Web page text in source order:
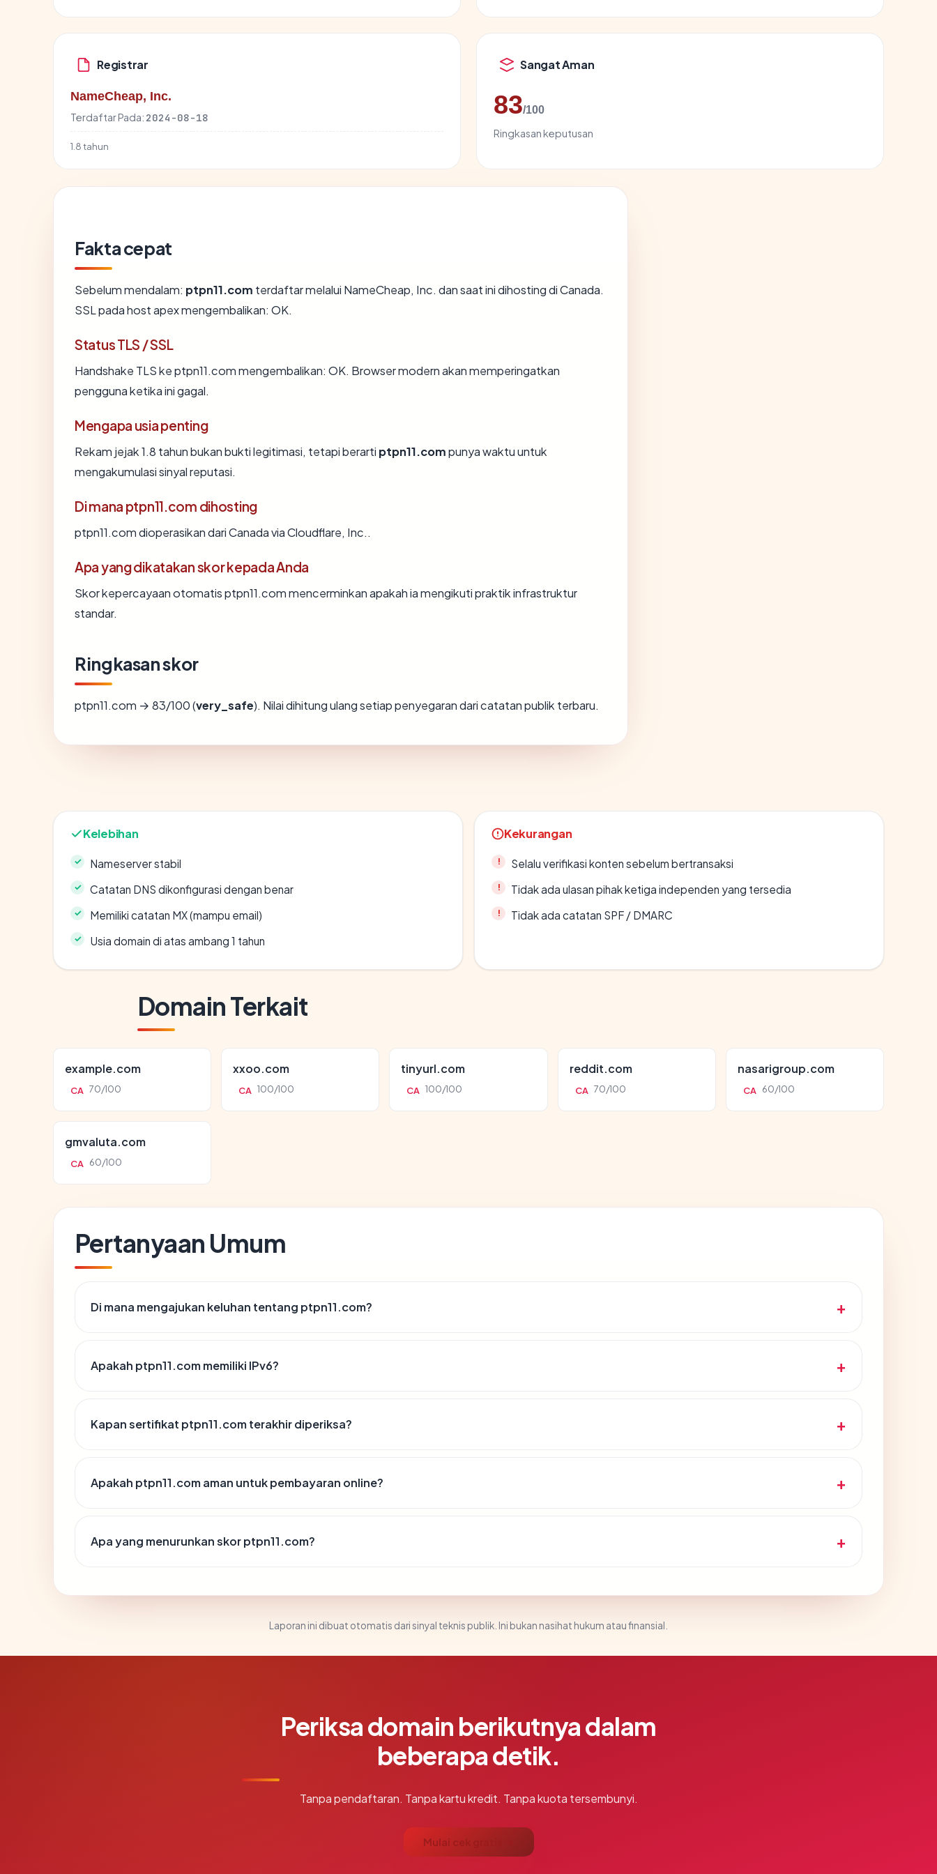
Registrar
NameCheap, Inc.
Terdaftar Pada: 2024-08-18
1.8 tahun
Sangat Aman
83/100
Ringkasan keputusan
Fakta cepat
Sebelum mendalam: ptpn11.com terdaftar melalui NameCheap, Inc. dan saat ini dihosting di Canada.
SSL pada host apex mengembalikan: OK.
Status TLS / SSL
Handshake TLS ke ptpn11.com mengembalikan: OK. Browser modern akan memperingatkan
pengguna ketika ini gagal.
Mengapa usia penting
Rekam jejak 1.8 tahun bukan bukti legitimasi, tetapi berarti ptpn11.compunya waktu untuk
mengakumulasi sinyal reputasi.
Di mana ptpn11.com dihosting
ptpn11.com dioperasikan dari Canada via Cloudflare, Inc..
Apa yang dikatakan skor kepada Anda
Skor kepercayaan otomatis ptpn11.com mencerminkan apakah ia mengikuti praktik infrastruktur
standar.
Ringkasan skor
ptpn11.com → 83/100 (very_safe). Nilai dihitung ulang setiap penyegaran dari catatan publik terbaru.
Kelebihan
Nameserver stabil
Catatan DNS dikonfigurasi dengan benar
Memiliki catatan MX (mampu email)
Usia domain di atas ambang 1 tahun
Kekurangan
Selalu verifikasi konten sebelum bertransaksi
Tidak ada ulasan pihak ketiga independen yang tersedia
Tidak ada catatan SPF / DMARC
Domain Terkait
example.com
CA 70/100
xxoo.com
CA 100/100
tinyurl.com
CA 100/100
reddit.com
CA 70/100
nasarigroup.com
CA 60/100
gmvaluta.com
CA 60/100
Pertanyaan Umum
Di mana mengajukan keluhan tentang ptpn11.com?
Apakah ptpn11.com memiliki IPv6?
Kapan sertifikat ptpn11.com terakhir diperiksa?
Apakah ptpn11.com aman untuk pembayaran online?
Apa yang menurunkan skor ptpn11.com?
Laporan ini dibuat otomatis dari sinyal teknis publik. Ini bukan nasihat hukum atau finansial.
Periksa domain berikutnya dalam
beberapa detik.
Tanpa pendaftaran. Tanpa kartu kredit. Tanpa kuota tersembunyi.
Mulai cek gratis →